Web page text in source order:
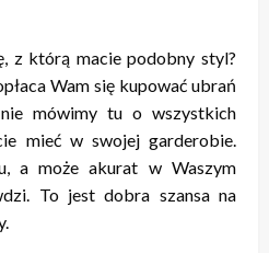
z którą macie podobny styl?
Wam się kupować ubrań
mówimy tu o wszystkich
mieć w swojej garderobie.
a może akurat w Waszym
To jest dobra szansa na